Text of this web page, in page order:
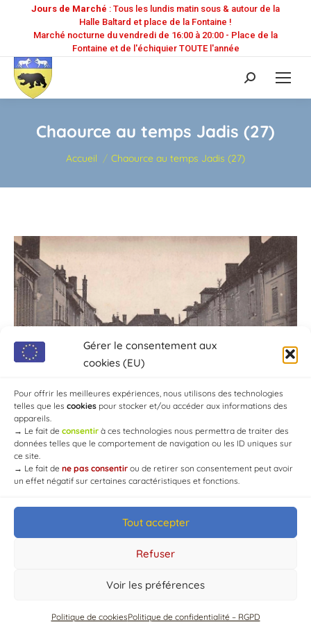
Gérer le consentement aux
cookies (EU)
Pour offrir les meilleures expériences, nous utilisons des technologies
telles que les cookies pour stocker et/ou accéder aux informations des
appareils.
→ Le fait de consentir à ces technologies nous permettra de traiter des
données telles que le comportement de navigation ou les ID uniques sur
ce site.
→ Le fait de ne pas consentir ou de retirer son consentement peut avoir
un effet négatif sur certaines caractéristiques et fonctions.
Tout accepter
Refuser
Voir les préférences
Politique de cookiesPolitique de confidentialité – RGPD
Jours de Marché : Tous les lundis matin sous & autour de la
Halle Baltard et place de la Fontaine !
Marché nocturne du vendredi de 16:00 à 20:00 - Place de la
Fontaine et de l'échiquier TOUTE l'année
Recherche
:
Chaource au temps Jadis (27)
Vous êtes ici :
Accueil Chaource au temps Jadis (27)
© Mairie de Chaource [2004-2024] | Tous droits réservés.
Developed byWEB3-DESIGN